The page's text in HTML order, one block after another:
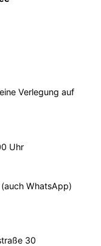
Verlegung auf
Uhr
WhatsApp)
30